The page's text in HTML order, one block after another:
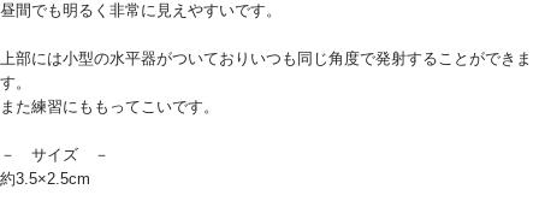
昼間でも明るく非常に見えやすいです。
上部には小型の水平器がついておりいつも同じ角度で発射することができま
す。
また練習にももってこいです。
－ サイズ －
約3.5×2.5cm